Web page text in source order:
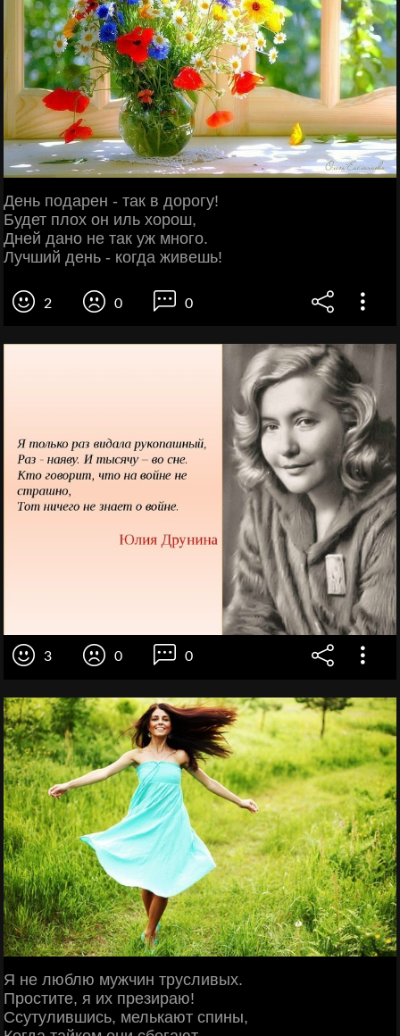
День подарен - так в дорогу!
Будет плох он иль хорош,
Дней дано не так уж много.
Лучший день - когда живешь!
2 0 0
3 0 0
Я не люблю мужчин трусливых.
Простите, я их презираю!
Ссутулившись, мелькают спины,